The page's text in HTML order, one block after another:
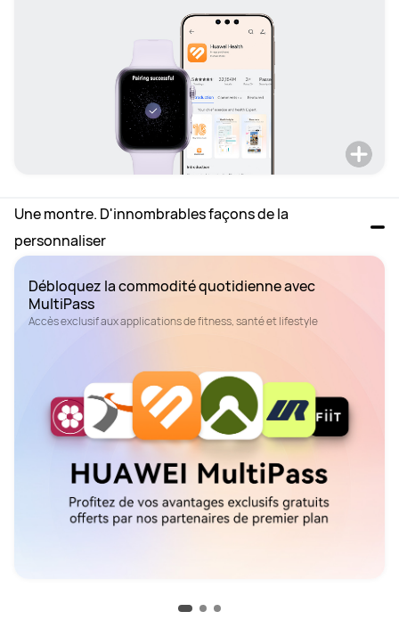
Une montre. D'innombrables façons de la
personnaliser
Débloquez la commodité quotidienne avec
Accès exclusif aux applications de fitness, santé et lifestyle